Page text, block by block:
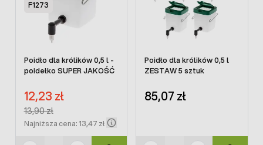
F1273
Poidło dla królików 0,5 l -
poidełko SUPER JAKOŚĆ
Cena promocyjna:
12,23 zł
Regular Price:
13,90 zł
Najniższa cena: 13,47 zł
Poidło dla królików 0,5 l
ZESTAW 5 sztuk
85,07 zł